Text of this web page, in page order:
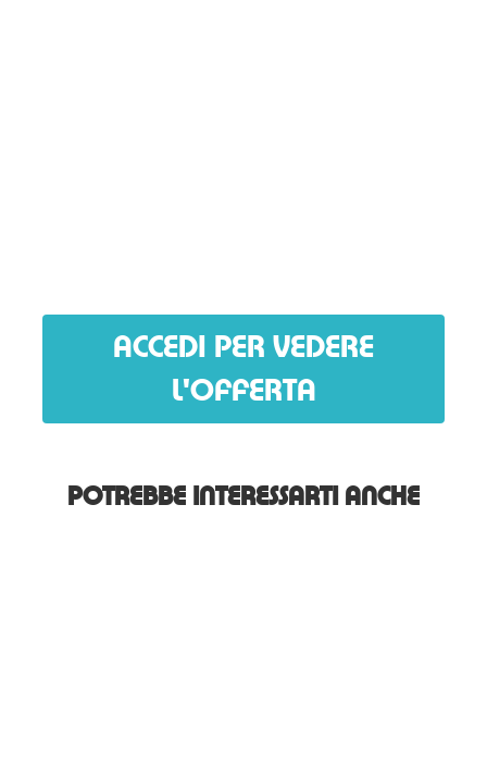
ACCEDI PER VEDERE
L'OFFERTA
POTREBBE INTERESSARTI ANCHE